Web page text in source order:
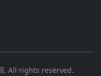
. All rights reserved.